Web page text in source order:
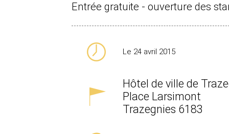
Entrée gratuite - ouverture des
Le 24 avril 2015
Hôtel de ville de
Place Larsimont
Trazegnies 6183